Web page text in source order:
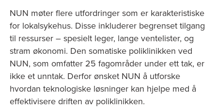
NUN møter flere utfordringer som er karakteristiske
for lokalsykehus. Disse inkluderer begrenset tilgang
til ressurser – spesielt leger, lange ventelister, og
stram økonomi. Den somatiske poliklinikken ved
NUN, som omfatter 25 fagområder under ett tak, er
ikke et unntak. Derfor ønsket NUN å utforske
hvordan teknologiske løsninger kan hjelpe med å
effektivisere driften av poliklinikken.